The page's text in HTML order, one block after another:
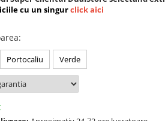
cu un singurclick aici
:
Portocaliu Verde